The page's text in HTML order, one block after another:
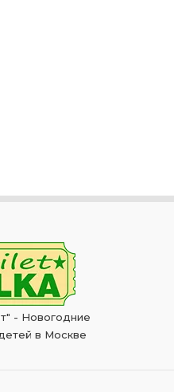
- Новогодние
в Москве